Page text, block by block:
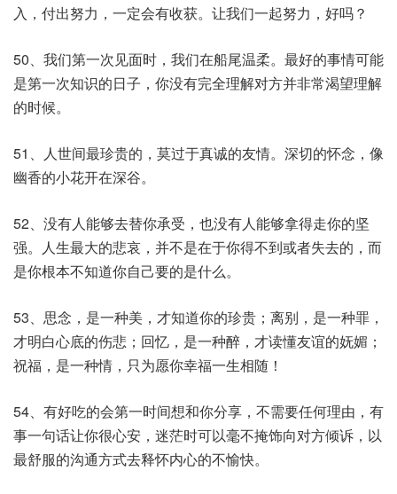
入，付出努力，一定会有收获。让我们一起努力，好吗？
50、我们第一次见面时，我们在船尾温柔。最好的事情可能
是第一次知识的日子，你没有完全理解对方并非常渴望理解
的时候。
51、人世间最珍贵的，莫过于真诚的友情。深切的怀念，像
幽香的小花开在深谷。
52、没有人能够去替你承受，也没有人能够拿得走你的坚
强。人生最大的悲哀，并不是在于你得不到或者失去的，而
是你根本不知道你自己要的是什么。
53、思念，是一种美，才知道你的珍贵；离别，是一种罪，
才明白心底的伤悲；回忆，是一种醉，才读懂友谊的妩媚；
祝福，是一种情，只为愿你幸福一生相随！
54、有好吃的会第一时间想和你分享，不需要任何理由，有
事一句话让你很心安，迷茫时可以毫不掩饰向对方倾诉，以
最舒服的沟通方式去释怀内心的不愉快。